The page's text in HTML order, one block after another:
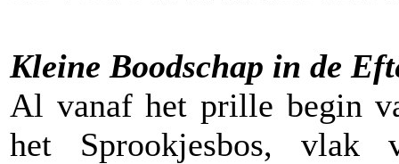
Kleine Boodschap in de
Al vanaf het prille begin
het Sprookjesbos, vlak